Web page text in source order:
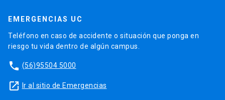
EMERGENCIAS UC
Teléfono en caso de accidente o situación que ponga en
riesgo tu vida dentro de algún campus.
phone (56)95504 5000
launch Ir al sitio de Emergencias